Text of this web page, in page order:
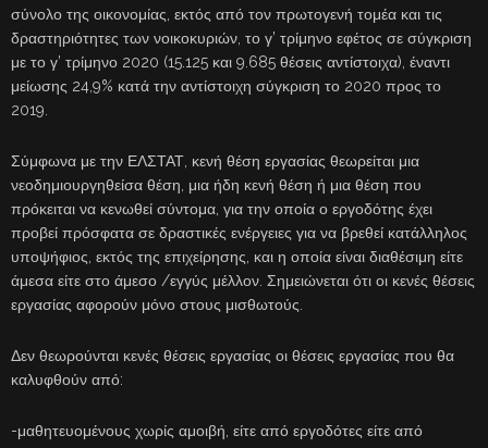
σύνολο της οικονομίας, εκτός από τον πρωτογενή τομέα και τις
δραστηριότητες των νοικοκυριών, το γ’ τρίμηνο εφέτος σε σύγκριση
με το γ’ τρίμηνο 2020 (15.125 και 9.685 θέσεις αντίστοιχα), έναντι
μείωσης 24,9% κατά την αντίστοιχη σύγκριση το 2020 προς το
2019.
Σύμφωνα με την ΕΛΣΤΑΤ, κενή θέση εργασίας θεωρείται μια
νεοδημιουργηθείσα θέση, μια ήδη κενή θέση ή μια θέση που
πρόκειται να κενωθεί σύντομα, για την οποία ο εργοδότης έχει
προβεί πρόσφατα σε δραστικές ενέργειες για να βρεθεί κατάλληλος
υποψήφιος, εκτός της επιχείρησης, και η οποία είναι διαθέσιμη είτε
άμεσα είτε στο άμεσο /εγγύς μέλλον. Σημειώνεται ότι οι κενές θέσεις
εργασίας αφορούν μόνο στους μισθωτούς.
Δεν θεωρούνται κενές θέσεις εργασίας οι θέσεις εργασίας που θα
καλυφθούν από:
-μαθητευομένους χωρίς αμοιβή, είτε από εργοδότες είτε από